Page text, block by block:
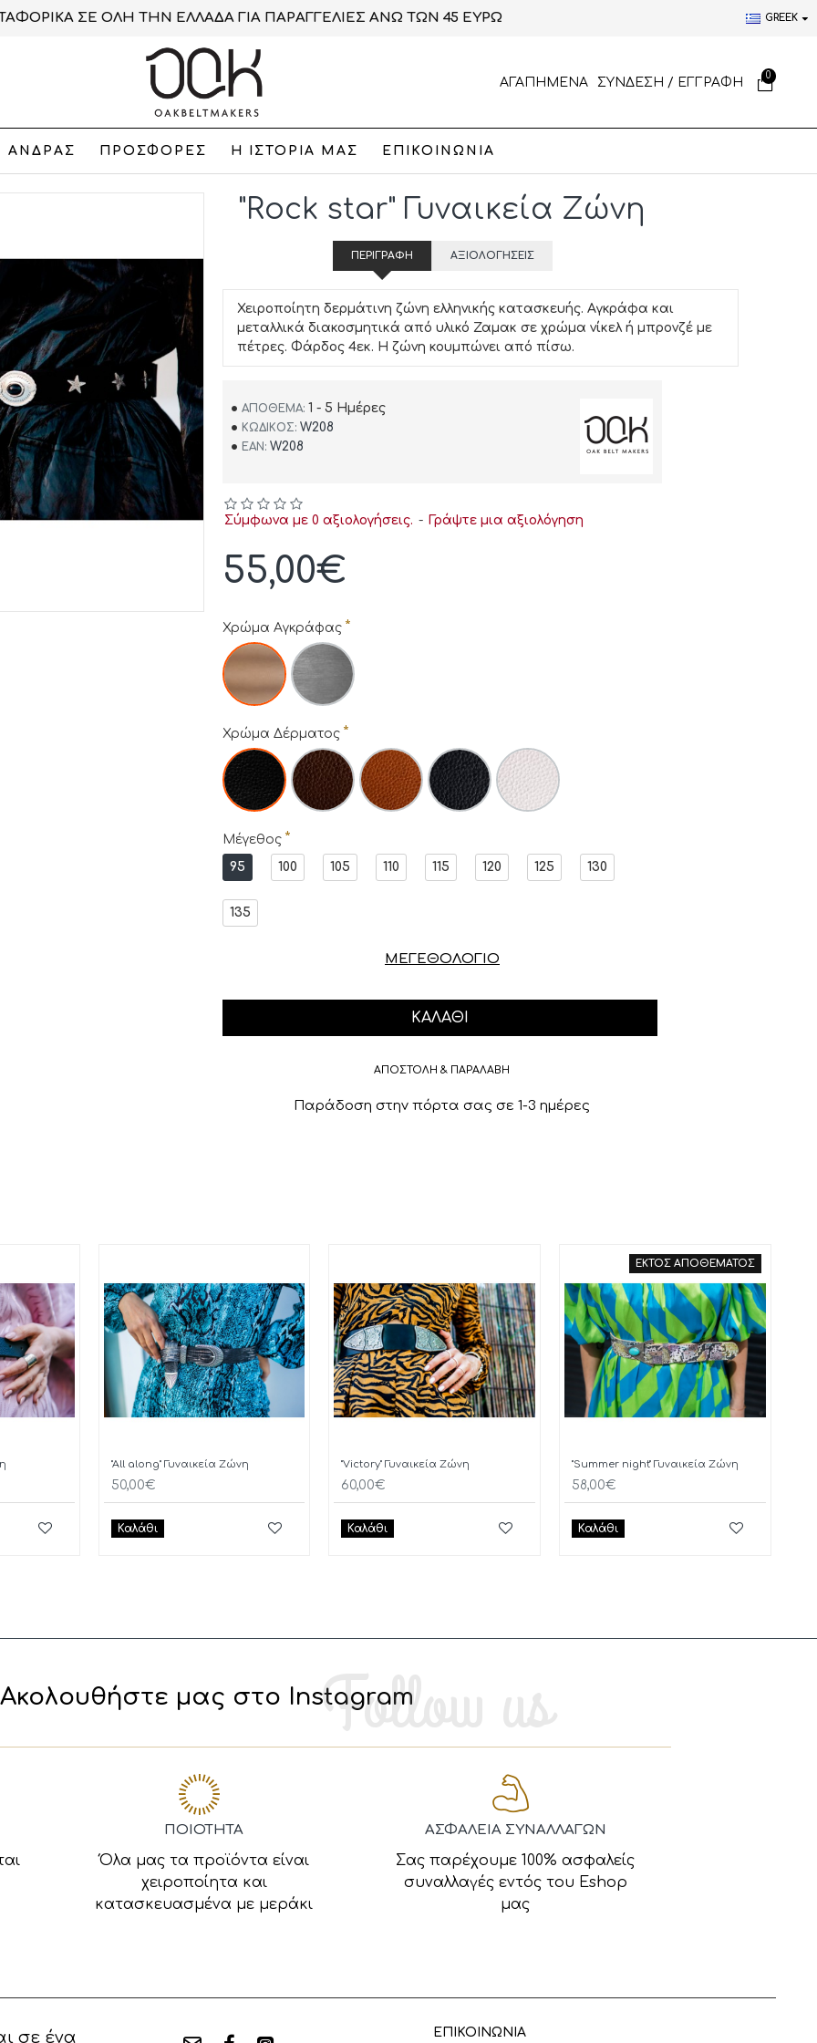
ΣΕ ΟΛΗ ΤΗΝ ΕΛΛΑΔΑ ΓΙΑ ΠΑΡΑΓΓΕΛΙΕΣ ΑΝΩ ΤΩΝ 45 ΕΥΡΩ GREEK
ΑΓΑΠΗΜΕΝΑ ΣΥΝΔΕΣΗ / ΕΓΓΡΑΦΗ 0
ΑΝΔΡΑΣ ΠΡΟΣΦΟΡΕΣ Η ΙΣΤΟΡΙΑ ΜΑΣ ΕΠΙΚΟΙΝΩΝΙΑ
"Rock star" Γυναικεία Ζώνη
ΠΕΡΙΓΡΑΦΉ ΑΞΙΟΛΟΓΉΣΕΙΣ
Χειροποίητη δερμάτινη ζώνη ελληνικής κατασκευής. Αγκράφα και
μεταλλικά διακοσμητικά από υλικό Ζαμακ σε χρώμα νίκελ ή μπρονζέ με
πέτρες. Φάρδος 4εκ. Η ζώνη κουμπώνει από πίσω.
ΑΠΌΘΕΜΑ: 1 - 5 Ημέρες
ΚΩΔΙΚΌΣ: W208
EAN: W208
Σύμφωνα με 0 αξιολογήσεις. - Γράψτε μια αξιολόγηση
55,00€
Χρώμα Αγκράφας
Χρώμα Δέρματος
Μέγεθος
95
100 105 110 115 120 125 130
135
ΚΑΛΆΘΙ
ΜΕΓΕΘΟΛΟΓΙΟ
ΑΠΟΣΤΟΛΗ & ΠΑΡΑΛΑΒΗ
Παράδοση στην πόρτα σας σε 1-3 ημέρες
"All along" Γυναικεία Ζώνη
50,00€
Καλάθι
"Victory" Γυναικεία Ζώνη
60,00€
Καλάθι
ΕΚΤΟΣ ΑΠΟΘΕΜΑΤΟΣ
"Summer night" Γυναικεία Ζώνη
58,00€
Καλάθι
Ακολουθήστε μας στο Instagram
ΠΟΙΟΤΗΤΑ
Όλα μας τα προϊόντα είναι
χειροποίητα και
κατασκευασμένα με μεράκι
ΑΣΦΑΛΕΙΑ ΣΥΝΑΛΛΑΓΩΝ
Σας παρέχουμε 100% ασφαλείς
συναλλαγές εντός του Eshop
μας
σε ένα ΕΠΙΚΟΙΝΩΝΙΑ